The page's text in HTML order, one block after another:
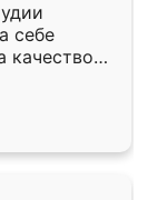
себе
качеством
почти